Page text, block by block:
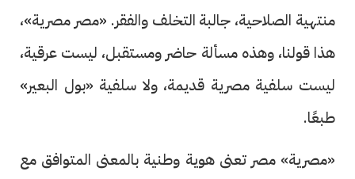
منتهية الصلاحية، جالبة التخلف والفقر. «مصر مصرية»،
هذا قولنا، وهذه مسألة حاضر ومستقبل، ليست عرقية،
ليست سلفية مصرية قديمة، ولا سلفية «بول البعير»
طبعًا.
«مصرية» مصر تعنى هوية وطنية بالمعنى المتوافق مع